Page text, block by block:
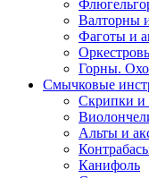
Валторны
Фаготы и
Горны.
Смычковые
Скрипки и
Альты и
Канифоль